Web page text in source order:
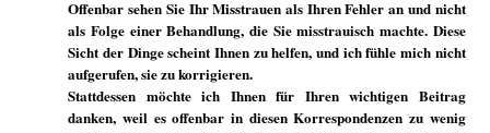
Offenbar sehen Sie Ihr Misstrauen als Ihren Fehler an und nicht
als Folge einer Behandlung, die Sie misstrauisch machte. Diese
Sicht der Dinge scheint Ihnen zu helfen, und ich fühle mich nicht
aufgerufen, sie zu korrigieren.
Stattdessen möchte ich Ihnen für Ihren wichtigen Beitrag
danken, weil es offenbar in diesen Korrespondenzen zu wenig